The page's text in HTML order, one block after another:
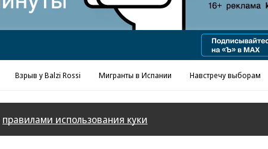
Взрыв у Balzi Rossi Мигранты в Испании Навстречу выборам
правилами использования куки